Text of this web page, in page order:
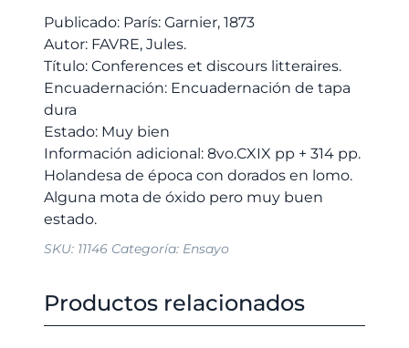
Publicado: París: Garnier, 1873
Autor: FAVRE, Jules.
Título: Conferences et discours litteraires.
Encuadernación: Encuadernación de tapa
dura
Estado: Muy bien
Información adicional: 8vo.CXIX pp + 314 pp.
Holandesa de época con dorados en lomo.
Alguna mota de óxido pero muy buen
SKU: 11146 Categoría: Ensayo
Productos relacionados